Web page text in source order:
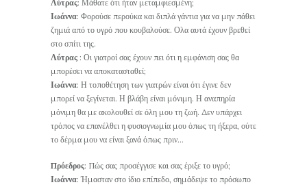
Λύτρας: Μάθατε ότι ήταν μεταμφιεσμένη;
Ιωάννα: Φορούσε περούκα και διπλά γάντια για να μην πάθει
ζημιά από το υγρό που κουβαλούσε. Ολα αυτά έχουν βρεθεί
στο σπίτι της.
Λύτρας : Οι γιατροί σας έχουν πει ότι η εμφάνιση σας θα
μπορέσει να αποκατασταθεί;
Ιωάννα: Η τοποθέτηση των γιατρών είναι ότι έγινε δεν
μπορεί να ξεγίνεται. Η βλάβη είναι μόνιμη. Η αναπηρία
μόνιμη θα με ακολουθεί σε όλη μου τη ζωή. Δεν υπάρχει
τρόπος να επανέλθει η φυσιογνωμία μου όπως τη ήξερα, ούτε
το δέρμα μου να είναι ξανά όπως πριν…
Πρόεδρος: Πώς σας προσέγγισε και σας έριξε το υγρό;
Ιωάννα: Ήμασταν στο ίδιο επίπεδο, σημάδεψε το πρόσωπο